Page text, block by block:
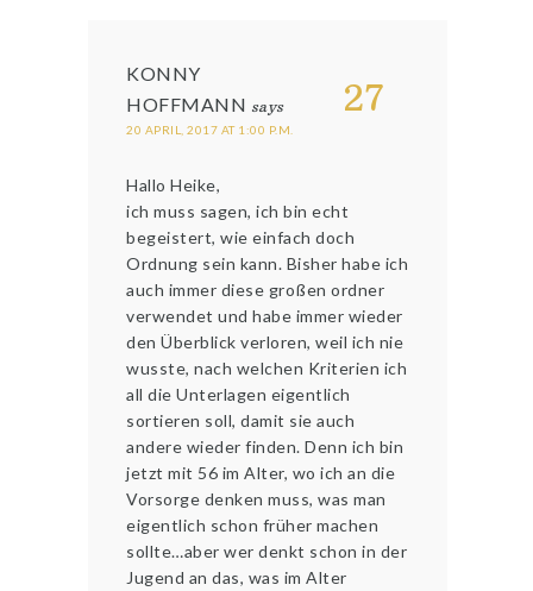
27
KONNY
HOFFMANN says
20 APRIL, 2017 AT 1:00 P.M.
Hallo Heike,
ich muss sagen, ich bin echt
begeistert, wie einfach doch
Ordnung sein kann. Bisher habe ich
auch immer diese großen ordner
verwendet und habe immer wieder
den Überblick verloren, weil ich nie
wusste, nach welchen Kriterien ich
all die Unterlagen eigentlich
sortieren soll, damit sie auch
andere wieder finden. Denn ich bin
jetzt mit 56 im Alter, wo ich an die
Vorsorge denken muss, was man
eigentlich schon früher machen
sollte…aber wer denkt schon in der
Jugend an das, was im Alter